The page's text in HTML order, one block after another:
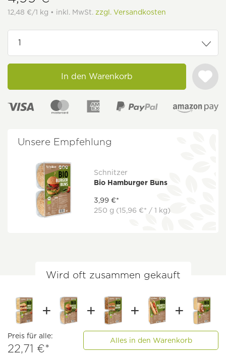
12,48 €/1 kg • inkl. MwSt. zzgl. Versandkosten
In den Warenkorb
Unsere Empfehlung
Schnitzer
Bio Hamburger Buns
3,99 €*
250 g (15,96 €* / 1 kg)
Wird oft zusammen gekauft
Preis für alle:
22,71 €*
Alles in den Warenkorb